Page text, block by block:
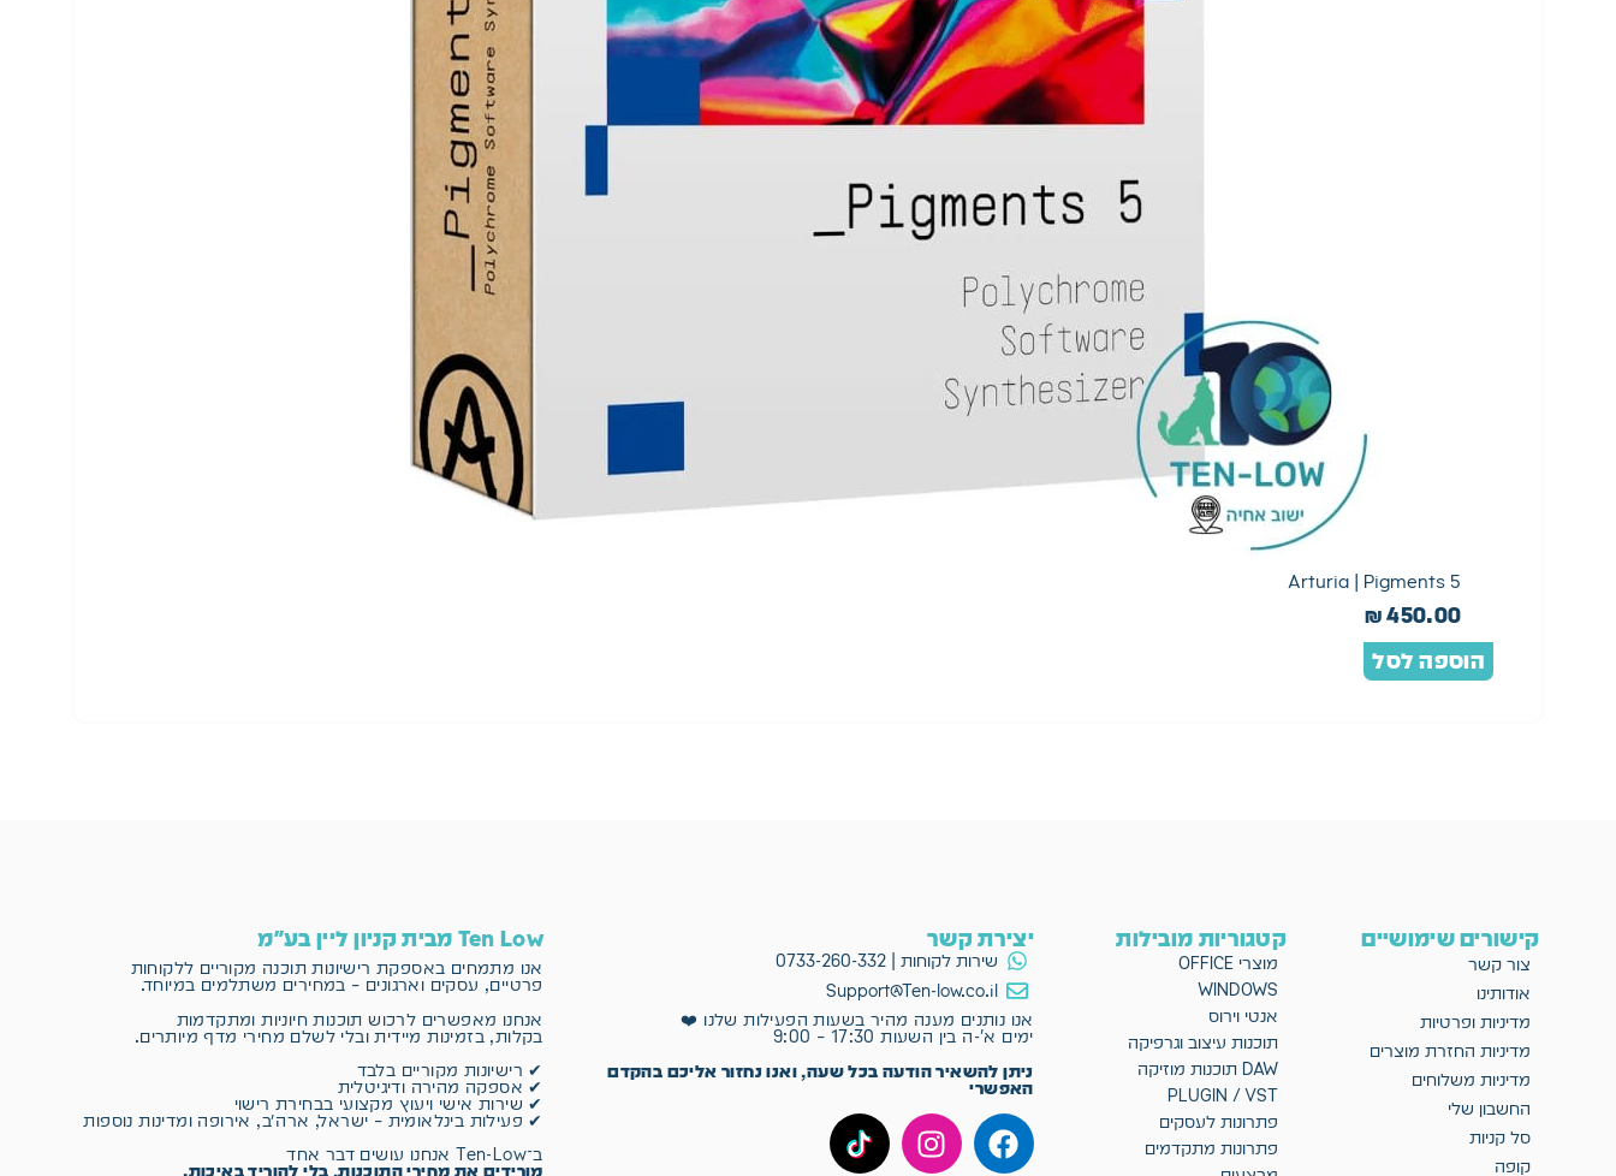
Arturia | Pigments 5
₪450.00
הוספה לסל
קישורים שימושיים
צור קשר
אודותינו
מדיניות ופרטיות
מדיניות החזרת מוצרים
מדיניות משלוחים
החשבון שלי
סל קניות
קופה
קטגוריות מובילות
מוצרי OFFICE
WINDOWS
אנטי וירוס
תוכנות עיצוב וגרפיקה
DAW תוכנות מוזיקה
PLUGIN / VST
פתרונות לעסקים
פתרונות מתקדמים
יצירת קשר
שירות לקוחות | 0733-260-332
Support@Ten-low.co.il
אנו נותנים מענה מהיר בשעות הפעילות שלנו ❤️
ימים א'-ה בין השעות 17:30 – 9:00
ניתן להשאיר הודעה בכל שעה, ואנו נחזור אליכם בהקדם
האפשרי
Ten Low מבית קניון ליין בע"מ
אנו מתמחים באספקת רישיונות תוכנה מקוריים ללקוחות
פרטיים, עסקים וארגונים – במחירים משתלמים במיוחד.
אנחנו מאפשרים לרכוש תוכנות חיוניות ומתקדמות
בקלות, בזמינות מיידית ובלי לשלם מחירי מדף מיותרים.
✔ רישיונות מקוריים בלבד
✔ אספקה מהירה ודיגיטלית
✔ שירות אישי ויעוץ מקצועי בבחירת רישוי
✔ פעילות בינלאומית – ישראל, ארה״ב, אירופה ומדינות נוספות
ב־Ten-Low אנחנו עושים דבר אחד